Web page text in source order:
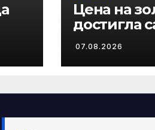
Цена на
достигла
высокого
июня на
слабых
надежд на
07.08.2026